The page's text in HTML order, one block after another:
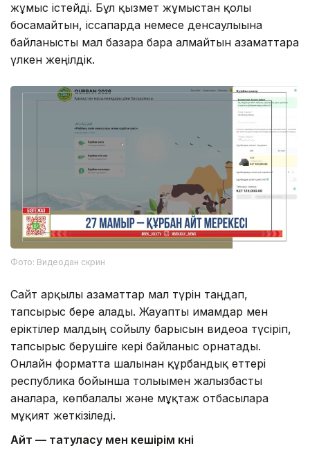
жұмыс істейді. Бұл қызмет жұмыстан қолы
босамайтын, іссапарда немесе денсаулығына
байланысты мал базарға бара алмайтын азаматтарға
үлкен жеңілдік.
Фото: Видеодан скрин
Сайт арқылы азаматтар мал түрін таңдап,
тапсырыс бере алады. Жауапты имамдар мен
еріктілер малдың сойылу барысын видеоға түсіріп,
тапсырыс берушіге кері байланыс орнатады.
Онлайн форматта шалынған құрбандық еттері
республика бойынша толығымен жалғызбасты
аналарға, көпбалалы және мұқтаж отбасыларға
мұқият жеткізіледі.
Айт — татуласу мен кешірім күні